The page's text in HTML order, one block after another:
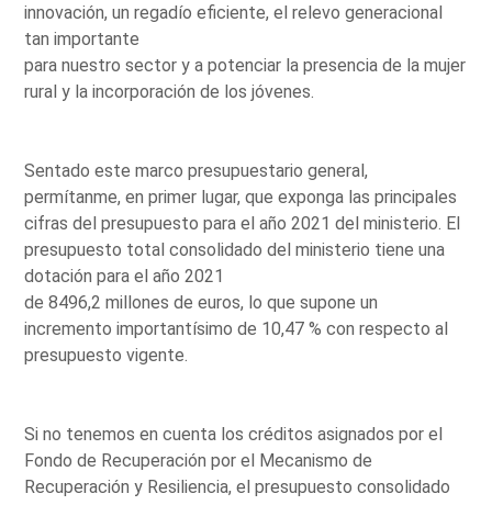
innovación, un regadío eficiente, el relevo generacional
tan importante
para nuestro sector y a potenciar la presencia de la mujer
rural y la incorporación de los jóvenes.
Sentado este marco presupuestario general,
permítanme, en primer lugar, que exponga las principales
cifras del presupuesto para el año 2021 del ministerio. El
presupuesto total consolidado del ministerio tiene una
dotación para el año 2021
de 8496,2 millones de euros, lo que supone un
incremento importantísimo de 10,47 % con respecto al
presupuesto vigente.
Si no tenemos en cuenta los créditos asignados por el
Fondo de Recuperación por el Mecanismo de
Recuperación y Resiliencia, el presupuesto consolidado